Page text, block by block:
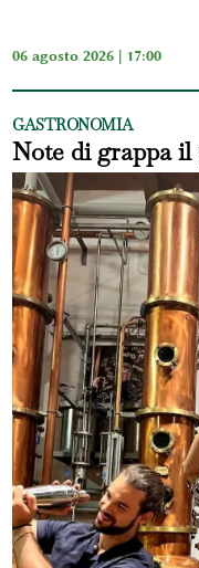
06 agosto 2026 | 17:00
GASTRONOMIA
Note di grappa il